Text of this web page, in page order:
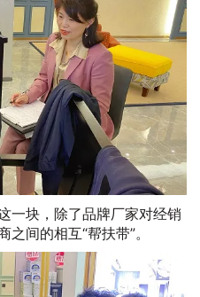
一块，除了品牌厂家对经销
间的相互“帮扶带”。